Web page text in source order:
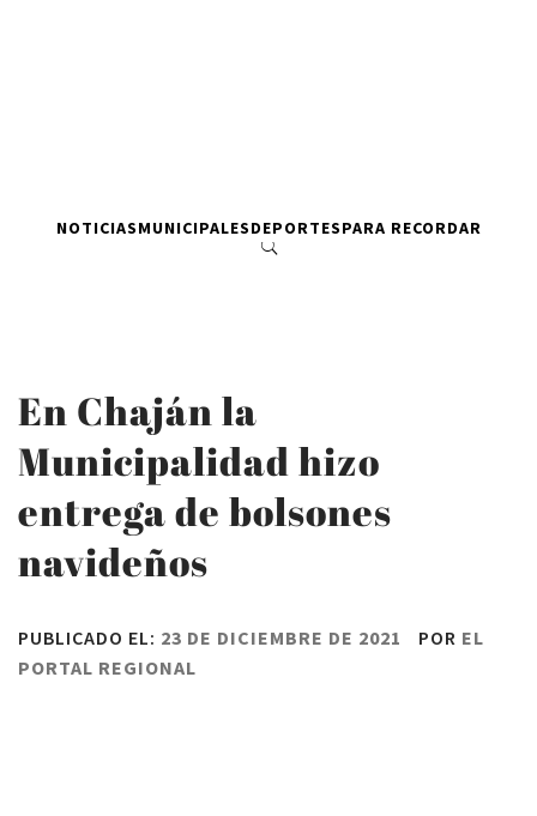
NOTICIASMUNICIPALESDEPORTESPARA RECORDAR
En Chaján la
Municipalidad hizo
entrega de bolsones
navideños
PUBLICADO EL: 23 DE DICIEMBRE DE 2021 POR EL
PORTAL REGIONAL